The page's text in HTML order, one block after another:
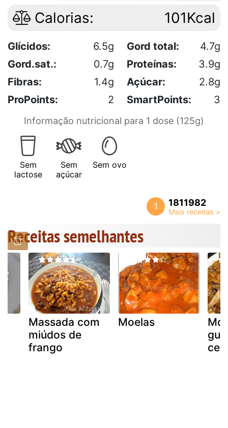
Calorias: 101Kcal
Glícidos: 6.5g Gord total:
4.7g
Gord.sat.:
0.7g Proteínas:
3.9g
Fibras:
1.4g Açúcar:
2.8g
ProPoints:
2 SmartPoints: 3
Informação nutricional para 1 dose (125g)
Sem
lactose
Sem
açúcar
Sem ovo
1 1811982
Receitas semelhantes
Massada com
miúdos de
frango
Moelas